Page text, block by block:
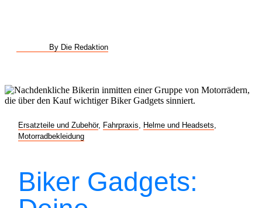
By Die Redaktion
Ersatzteile und Zubehör, Fahrpraxis Helme und Headsets
Motorradbekleidung
Biker Gadgets: